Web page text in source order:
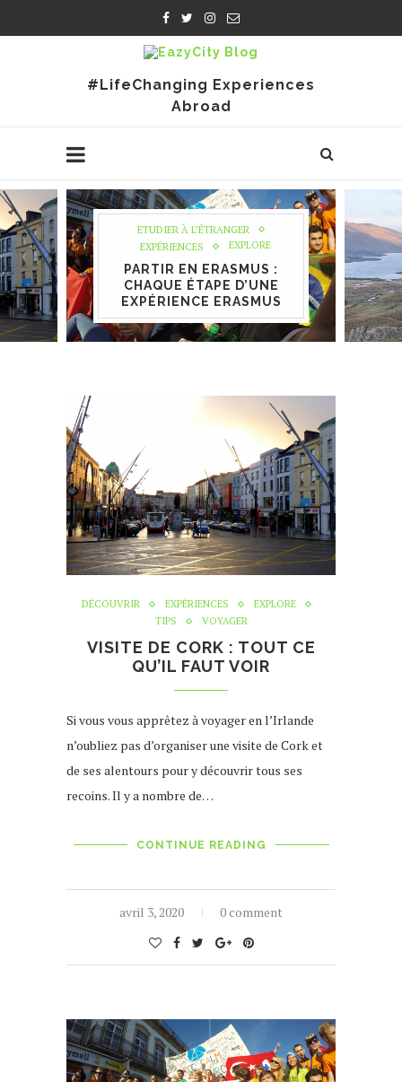
#LifeChanging Experiences
Abroad
ETUDIER À L’ÉTRANGER
EXPÉRIENCES
EXPLORE
PARTIR EN ERASMUS :
CHAQUE ÉTAPE D’UNE
EXPÉRIENCE ERASMUS
DÉCOUVRIR EXPÉRIENCES
EXPLORE
TIPS
VOYAGER
VISITE DE CORK : TOUT CE
QU’IL FAUT VOIR
Si vous vous apprêtez à voyager en l’Irlande
n’oubliez pas d’organiser une visite de Cork et
de ses alentours pour y découvrir tous ses
recoins. Il y a nombre de…
CONTINUE READING
avril 3, 2020 0 comment